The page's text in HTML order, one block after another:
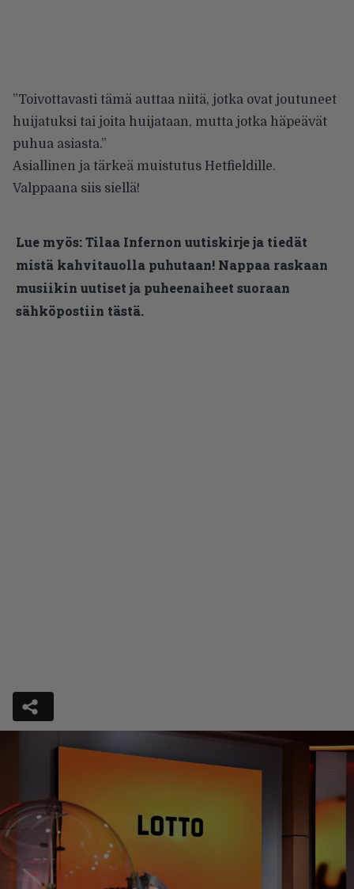
”Toivottavasti tämä auttaa niitä, jotka ovat joutuneet
huijatuksi tai joita huijataan, mutta jotka häpeävät
puhua asiasta.”
Asiallinen ja tärkeä muistutus Hetfieldille.
Valppaana siis siellä!
Lue myös:Tilaa Infernon uutiskirje ja tiedät
mistä kahvitauolla puhutaan! Nappaa raskaan
musiikin uutiset ja puheenaiheet suoraan
sähköpostiin tästä.